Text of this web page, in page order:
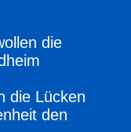
die
die Lücken
den